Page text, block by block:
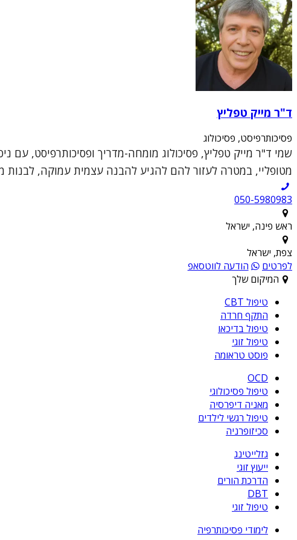
ד"ר מייק טפליץ
פסיכותרפיסט, פסיכולוג
שמי ד"ר מייק טפליץ, פסיכולוג מומחה-מדריך ופסיכותרפיסט, עם
מטופליי, במטרה לעזור להם להגיע להבנה עצמית עמוקה, לבנות
050-5980983
ראש פינה, ישראל
צפת, ישראל
לפרטים
הודעה לווטסאפ
המיקום שלך
טיפול CBT
התקף חרדה
טיפול בדיכאו
טיפול זוגי
פוסט טראומה
OCD
טיפול פסיכולוגי
מאניה דיפרסיה
טיפול רגשי לילדים
סכיזופרניה
גזלייטינג
ייעוץ זוגי
הדרכת הורים
DBT
טיפול זוגי
לימודי פסיכותרפיה